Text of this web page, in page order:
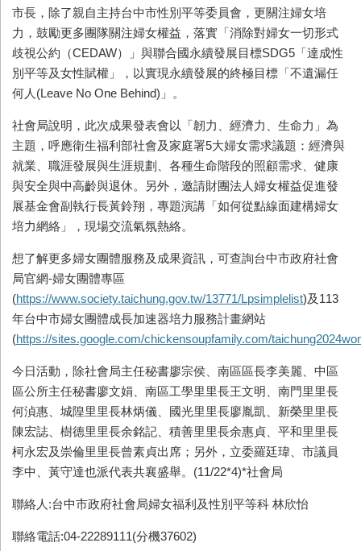
市長，除了親自主持台中市性別平等委員會，更關注婦女培
力，鼓勵更多團隊關注婦女權益，落實「消除對婦女一切形式
歧視公約（CEDAW）」與聯合國永續發展目標SDG5「達成性
別平等及女性賦權」，以實現永續發展的終極目標「不遺漏任
何人(Leave No One Behind)」。
社會局說明，此次成果發表會以「韌力、經濟力、生命力」為
主題，呼應衛生福利部社會及家庭署5大婦女需求議題：經濟與
就業、職涯發展與生涯規劃、各種生命階段的照顧需求、健康
與安全與中高齡與退休。另外，邀請財團法人婦女權益促進發
展基金會副執行長黃鈴翔，專題演講「如何從點線面建構婦女
培力網絡」，現場交流氣氛熱絡。
想了解更多婦女團體服務及成果資訊，可查詢台中市政府社會
局官網-婦女團體專區
(https://www.society.taichung.gov.tw/13771/Lpsimplelist)及113
年台中市婦女團體成長加速器培力服務計畫網站
(https://sites.google.com/chickensoupfamily.com/
今日活動，除社會局主任秘書廖宗侯、南區區長李美麗、中區
區公所主任秘書廖文娟、南區工學里里長王文明、南門里里長
何湞惠、城隍里里長林炳儀、國光里里長廖胤凱、新榮里里長
陳宏誌、樹德里里長余銘記、積善里里長余惠貞、平和里里長
柯永宏及崇倫里里長曾素貞出席；另外，立委羅廷瑋、市議員
李中、黃守達也派代表共襄盛舉。(11/22*4)*社會局
聯絡人:台中市政府社會局婦女福利及性別平等科 林欣怡
聯絡電話:04-22289111(分機37602)